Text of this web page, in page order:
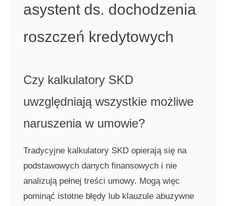
asystent ds. dochodzenia
roszczeń kredytowych
Czy kalkulatory SKD
uwzględniają wszystkie możliwe
naruszenia w umowie?
Tradycyjne kalkulatory SKD opierają się na
podstawowych danych finansowych i nie
analizują pełnej treści umowy. Mogą więc
pominąć istotne błędy lub klauzule abuzywne